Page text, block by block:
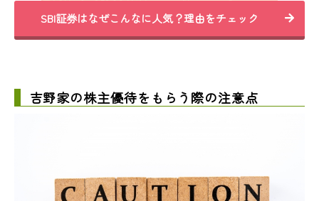
SBI証券はなぜこんなに人気？理由をチェック
吉野家の株主優待をもらう際の注意点